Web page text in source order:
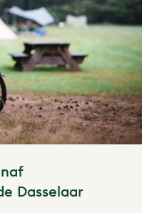
Dasselaar